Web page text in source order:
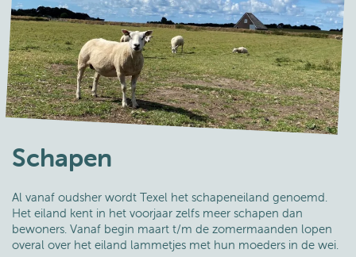
Schapen
Al vanaf oudsher wordt Texel het schapeneiland genoemd.
Het eiland kent in het voorjaar zelfs meer schapen dan
bewoners. Vanaf begin maart t/m de zomermaanden lopen
overal over het eiland lammetjes met hun moeders in de wei.